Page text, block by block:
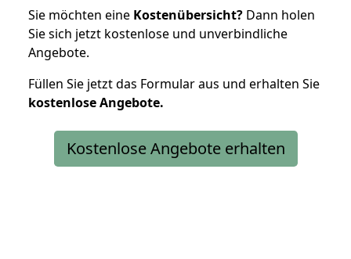
Sie möchten eine Kostenübersicht? Dann holen
Sie sich jetzt kostenlose und unverbindliche
Angebote.
Füllen Sie jetzt das Formular aus und erhalten Sie
kostenloseAngebote.
Kostenlose Angebote erhalten